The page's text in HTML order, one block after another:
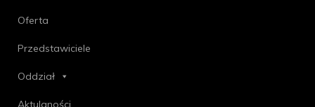
Oferta
Przedstawiciele
Oddział
Aktulaności